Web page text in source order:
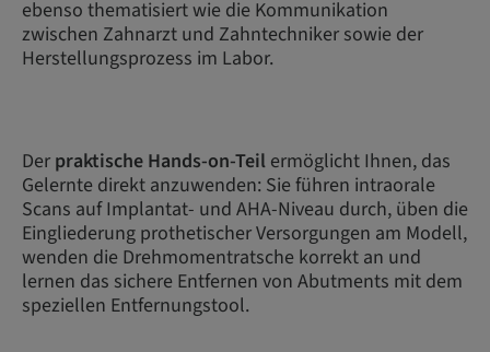
ebenso thematisiert wie die Kommunikation
zwischen Zahnarzt und Zahntechniker sowie der
Herstellungsprozess im Labor.
Der praktische Hands-on-Teil ermöglicht Ihnen, das
Gelernte direkt anzuwenden: Sie führen intraorale
Scans auf Implantat- und AHA-Niveau durch, üben die
Eingliederung prothetischer Versorgungen am Modell,
wenden die Drehmomentratsche korrekt an und
lernen das sichere Entfernen von Abutments mit dem
speziellen Entfernungstool.